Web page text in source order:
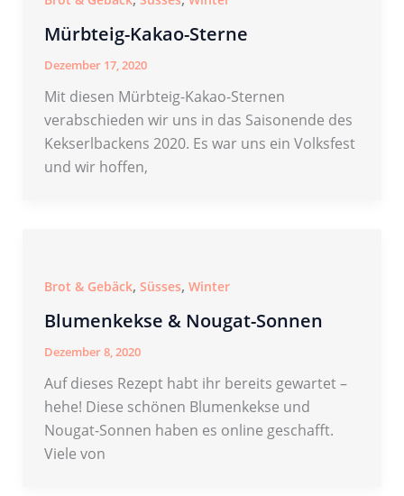
Mürbteig-Kakao-Sterne
Dezember 17, 2020
Mit diesen Mürbteig-Kakao-Sternen
verabschieden wir uns in das Saisonende des
Kekserlbackens 2020. Es war uns ein Volksfest
und wir hoffen,
Brot & Gebäck, Süsses, Winter
Blumenkekse & Nougat-Sonnen
Dezember 8, 2020
Auf dieses Rezept habt ihr bereits gewartet –
hehe! Diese schönen Blumenkekse und
Nougat-Sonnen haben es online geschafft.
Viele von